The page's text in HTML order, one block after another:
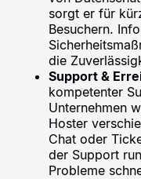
sorgt er für
Besuchern.
die
Support &
kompetenter
Unternehmen
Hoster
Chat oder
der Support
Probleme